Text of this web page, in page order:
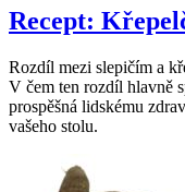
Recept:
Rozdíl mezi slepičím a
V čem ten rozdíl hlavně
prospěšná lidskému
vašeho stolu.